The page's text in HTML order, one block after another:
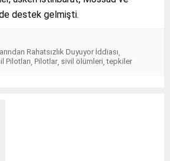
destek gelmişti.
Rahatsızlık Duyuyor İddiası
Pilotları Pilotlar sivil ölümleri ,tepkiler